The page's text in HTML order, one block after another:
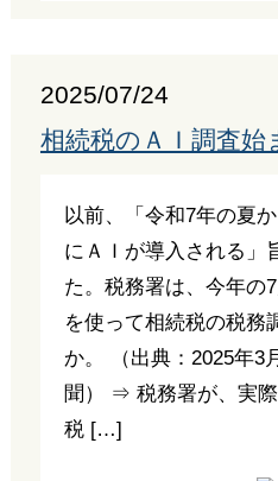
2025/07/24
相続税のＡＩ調査始
以前、「令和7年の夏
にＡＩが導入される」
た。税務署は、今年の
を使って相続税の税務
か。 （出典：2025年
聞） ⇒ 税務署が、実
税 […]